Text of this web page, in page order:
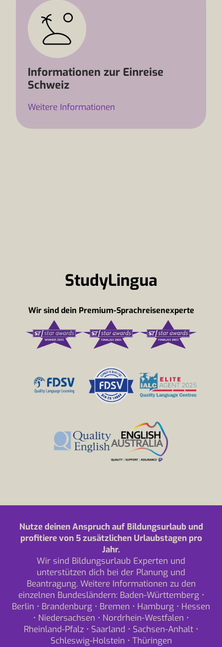
Informationen zur Einreise
Schweiz
Weitere Informationen
StudyLingua
Wir sind dein Premium-Sprachreisenexperte
Nutze deinen Anspruch auf Bildungsurlaub und
profitiere von 5 zusätzlichen Urlaubstagen pro
Jahr.
Wir sind Bildungsurlaub Experten und
unterstützen dich bei der Planung und
Beantragung. Weitere Informationen zu den
einzelnen Bundesländern: Baden-Württemberg•
Berlin • Brandenburg • Bremen • Hamburg • Hessen
• Niedersachsen • Nordrhein-Westfalen •
Rheinland-Pfalz • Saarland • Sachsen-Anhalt •
Schleswig-Holstein • Thüringen